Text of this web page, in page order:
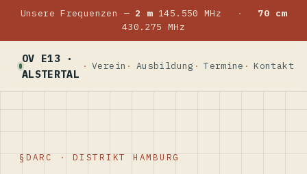
Unsere Frequenzen — 2 m145.550 MHz ·
70 cm
430.275 MHz
OV E13 ·
ALSTERTAL
Verein Ausbildung Termine Kontakt
DARC · DISTRIKT HAMBURG